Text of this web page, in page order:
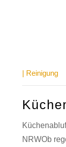
| Reinigung
NRWOb